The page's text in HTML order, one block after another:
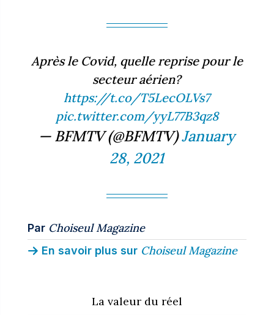
Après le Covid, quelle reprise pour le
secteur aérien?
https://t.co/T5LecOLVs7
pic.twitter.com/yyL77B3qz8
— BFMTV (@BFMTV)January
28, 2021
Par Choiseul Magazine
En savoir plus sur Choiseul Magazine
La valeur du réel